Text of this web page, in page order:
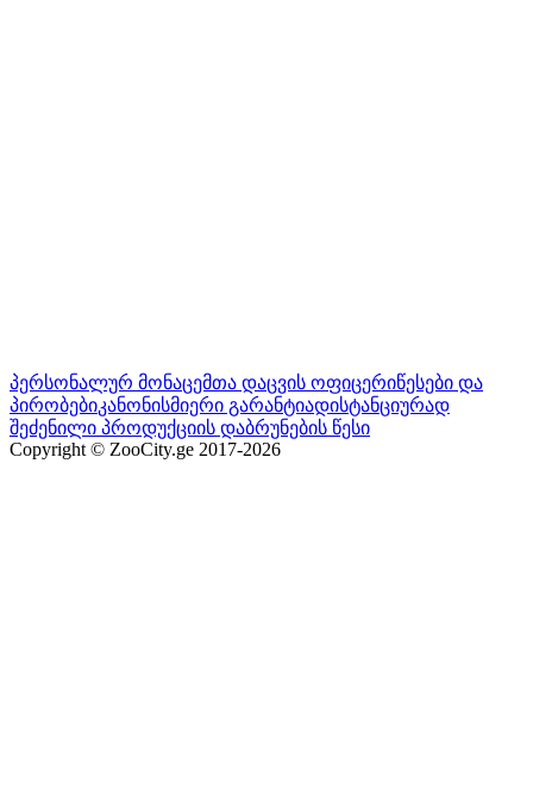
პერსონალურ მონაცემთა დაცვის ოფიცერიწესები და
პირობებიკანონისმიერი გარანტიადისტანციურად
შეძენილი პროდუქციის დაბრუნების წესი
Copyright © ZooCity.ge 2017-2026